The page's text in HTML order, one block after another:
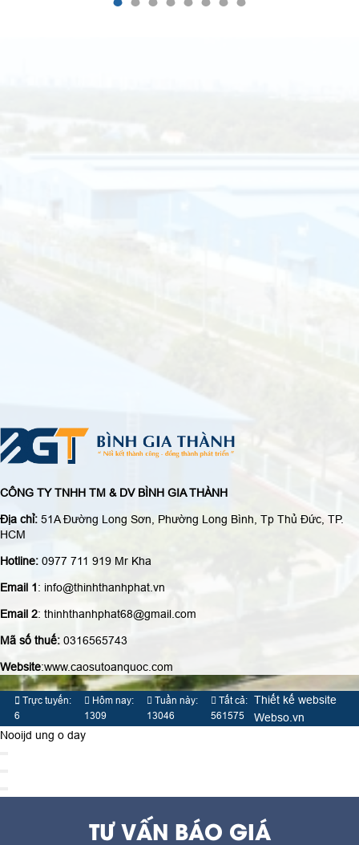
CÔNG TY TNHH TM & DV BÌNH GIA THÀNH
Địa chỉ: 51A Đường Long Sơn, Phường Long Bình, Tp Thủ Đức, TP.
HCM
Hotline: 0977 711 919 Mr Kha
Email 1: info@thinhthanhphat.vn
Email 2: thinhthanhphat68@gmail.com
Mã số thuế: 0316565743
Website:www.caosutoanquoc.com
Trực tuyến:
6
Hôm nay:
1309
Tuần này:
13046
Tất cả:
561575
Thiết kế website
Webso.vn
Nooijd ung o day
TƯ VẤN BÁO GIÁ